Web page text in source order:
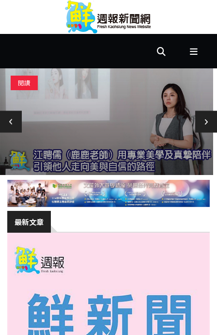
首
市
文
教
樂
活
居
生
活
綜
閱讀
最新文章